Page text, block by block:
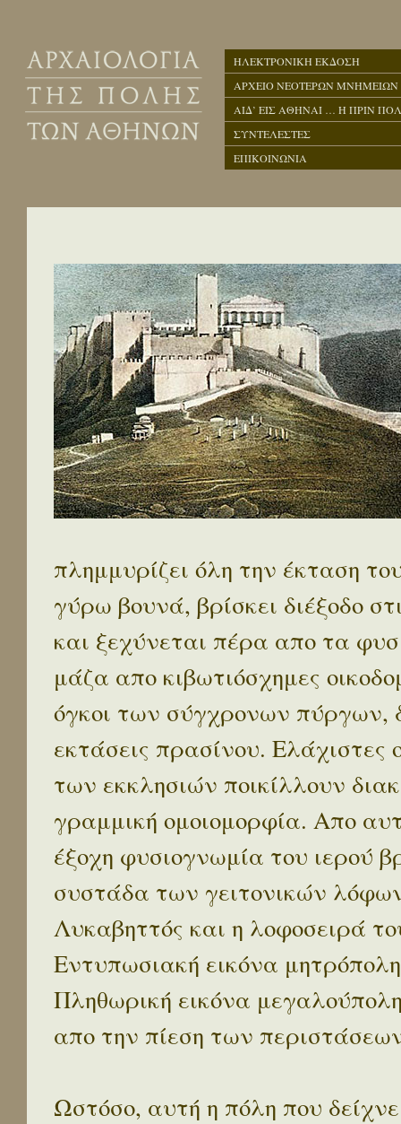
ΗΛΕΚΤΡΟΝΙΚΗ ΕΚΔΟΣΗ
ΑΡΧΕΙΟ ΝΕΟΤΕΡΩΝ ΜΝΗΜΕΙΩΝ
ΑΙΔ’ ΕΙΣ ΑΘΗΝΑΙ … Η ΠΡΙΝ
ΣΥΝΤΕΛΕΣΤΕΣ
ΕΠΙΚΟΙΝΩΝΙΑ
πλημμυρίζει όλη την έκταση
γύρω βουνά, βρίσκει διέξοδο
και ξεχύνεται πέρα απο τα
μάζα απο κιβωτιόσχημες
όγκοι των σύγχρονων πύργων,
εκτάσεις πρασίνου.
των εκκλησιών ποικίλλουν
γραμμική ομοιομορφία. Απο
έξοχη φυσιογνωμία του ιερού
συστάδα των γειτονικών
Λυκαβηττός και η λοφοσειρά
Εντυπωσιακή εικόνα
Πληθωρική εικόνα
απο την πίεση των
Ωστόσο, αυτή η πόλη που